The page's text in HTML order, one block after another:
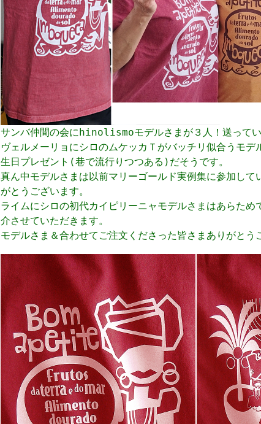
サンバ仲間の会にhinolismoモデルさまが３人！送ってい
ヴェルメーリョにシロのムケッカＴがバッチリ似合うモデ
生日プレゼント(巷で流行りつつある)だそうです。
真ん中モデルさまは以前マリーゴールド実例集に参加して
がとうございます。
ライムにシロの初代カイピリーニャモデルさまはあらため
介させていただきます。
モデルさま＆合わせてご注文くださった皆さまありがとう